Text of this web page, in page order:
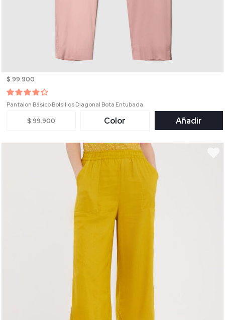
$ 99.900
Pantalon Básico Bolsillos Diagonal Bota Entubada
$ 99.900 Color Añadir